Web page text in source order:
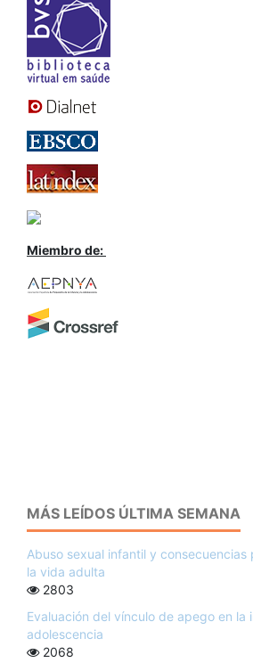
Miembro de:
MÁS LEÍDOS ÚLTIMA SEMANA
Abuso sexual infantil y consecuencias
la vida adulta
2803
Evaluación del vínculo de apego en la
adolescencia
2068